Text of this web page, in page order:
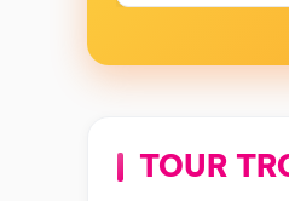
TOUR